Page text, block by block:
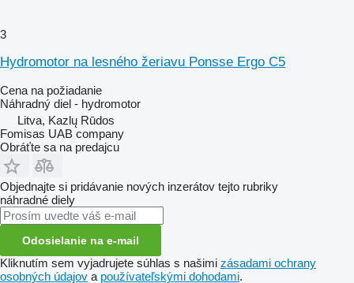
3
Hydromotor na lesného žeriavu Ponsse Ergo C5
Cena na požiadanie
Náhradný diel - hydromotor
Litva, Kazlų Rūdos
Fomisas UAB company
Obráťte sa na predajcu
Objednajte si pridávanie nových inzerátov tejto rubriky
náhradné diely
Odosielanie na e-mail
Kliknutím sem vyjadrujete súhlas s našimi zásadami ochrany
osobných údajov a používateľskými dohodami.